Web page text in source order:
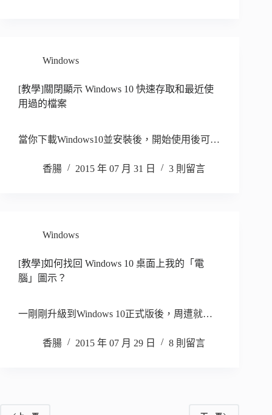
Windows
[教學]關閉顯示 Windows 10 快速存取和最近使
用過的檔案
當你下載Windows10並安裝後，開始使用後可…
香腸 2015 年 07 月 31 日 3 則留言
Windows
[教學]如何找回 Windows 10 桌面上我的「電
腦」圖示？
一剛剛升級到Windows 10正式版後，周遭就…
香腸 2015 年 07 月 29 日 8 則留言